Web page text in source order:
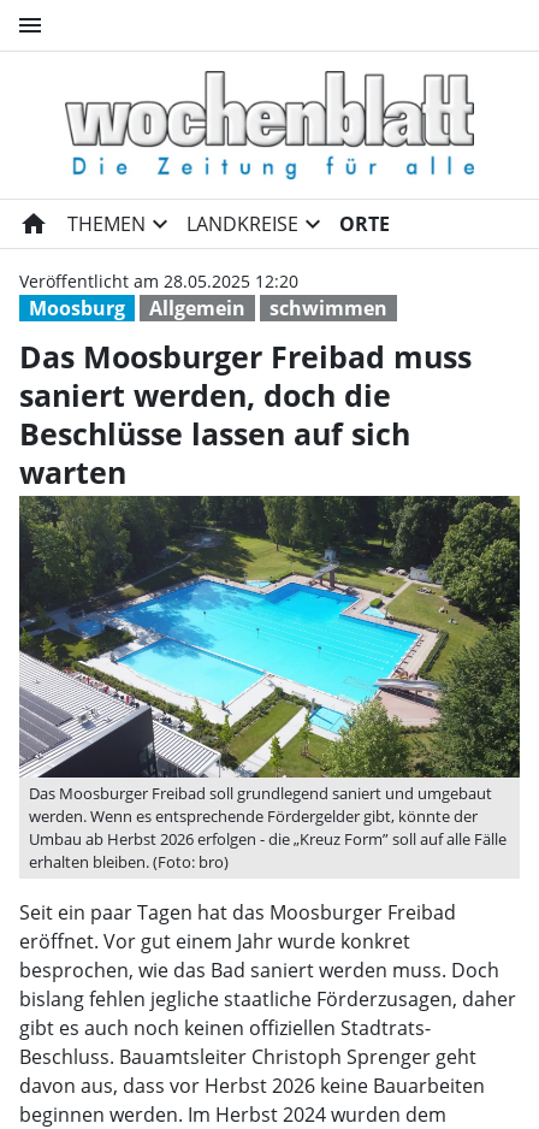
menu
Das Moosburger Freibad
home THEMEN expand_more LANDKREISE expand_more ORTE
Moosburg Allgemein schwimmen
Veröffentlicht am 28.05.2025 12:20
Das Moosburger Freibad muss
saniert werden, doch die
Beschlüsse lassen auf sich
warten
Das Moosburger Freibad soll grundlegend saniert und umgebaut
werden. Wenn es entsprechende Fördergelder gibt, könnte der
Umbau ab Herbst 2026 erfolgen - die „Kreuz Form” soll auf alle Fälle
erhalten bleiben. (Foto: bro)
Seit ein paar Tagen hat das Moosburger Freibad
eröffnet. Vor gut einem Jahr wurde konkret
besprochen, wie das Bad saniert werden muss. Doch
bislang fehlen jegliche staatliche Förderzusagen, daher
gibt es auch noch keinen offiziellen Stadtrats-
Beschluss. Bauamtsleiter Christoph Sprenger geht
davon aus, dass vor Herbst 2026 keine Bauarbeiten
beginnen werden. Im Herbst 2024 wurden dem